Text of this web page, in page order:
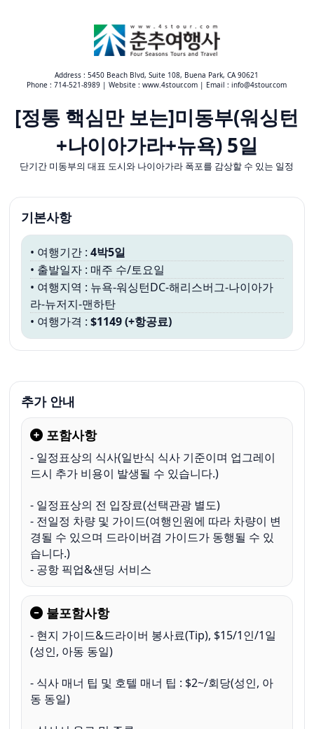
Address : 5450 Beach Blvd, Suite 108, Buena Park, CA 90621
Phone : 714-521-8989 | Website : www.4stour.com | Email : info@4stour.com
[정통 핵심만 보는]미동부(워싱턴
+나이아가라+뉴욕) 5일
단기간 미동부의 대표 도시와 나이아가라 폭포를 감상할 수 있는 일정
기본사항
• 여행기간 : 4박5일
• 출발일자 : 매주 수/토요일
• 여행지역 : 뉴욕-워싱턴DC-해리스버그-나이아가
라-뉴저지-맨하탄
• 여행가격 : $1149 (+항공료)
추가 안내
포함사항
- 일정표상의 식사(일반식 식사 기준이며 업그레이
- 전일정 차량 및 가이드(여행인원에 따라 차량이 변
경될 수 있으며 드라이버겸 가이드가 동행될 수 있
습니다.)
- 공항 픽업&샌딩 서비스
불포함사항
- 현지 가이드&드라이버 봉사료(Tip), $15/1인/1일
- 식사 매너 팁 및 호텔 매너 팁 : $2~/회당(성인, 아